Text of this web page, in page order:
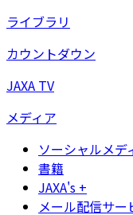
ライブラリ
カウントダウン
JAXA TV
メディア
ソーシャルメデ
書籍
JAXA's +
メール配信サー